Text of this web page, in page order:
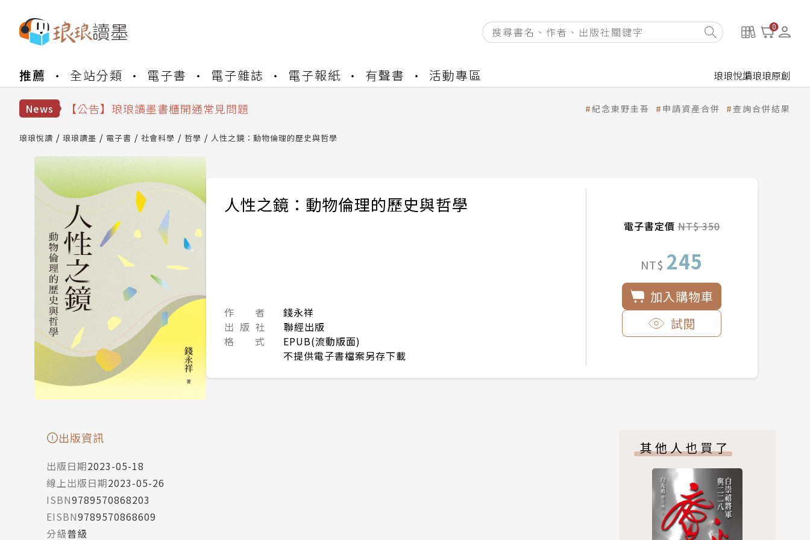
0
推薦 全站分類 電子書 電子雜誌 電子報紙 有聲書 活動專區 琅琅悅讀琅琅原創
News
【公告】因 Readmoo 讀墨系統維護中，本站同步暫停部分閱讀服務
【公告】琅琅讀墨書櫃開通常見問題
【公告】琅琅書店服務升級重要說明及資產合併結果查詢
【公告】因 Readmoo 讀墨系統維護中，本站同步暫停部分閱讀服務
紀念東野圭吾 申請資產合併 查詢合併結果
琅琅悅讀 琅琅讀墨 電子書 社會科學 哲學 人性之鏡：動物倫理的歷史與哲學
人性之鏡：動物倫理的歷史與哲學
作 者
錢永祥
出 版 社
聯經出版
格 式
EPUB(流動版面)
不提供電子書檔案另存下載
電子書定價NT$ 350
NT$ 245
加入購物車
試閱
出版資訊
出版日期2023-05-18
線上出版日期2023-05-26
ISBN9789570868203
EISBN9789570868609
分級普級
其他人也買了